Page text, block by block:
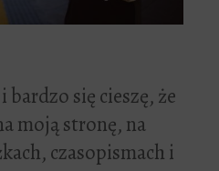
bardzo się cieszę, że
moją stronę, na
czasopismach i